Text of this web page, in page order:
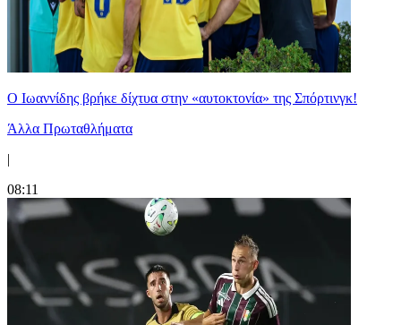
Ο Ιωαννίδης βρήκε δίχτυα στην «αυτοκτονία» της Σπόρτινγκ!
Άλλα Πρωταθλήματα
|
08:11